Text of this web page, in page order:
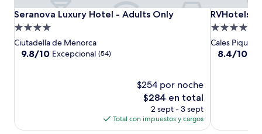
Aplican
términos
adicionales.
Seranova
Luxury
Hotel
Adults
Seranova
Luxury
Hotel
Adults
Seranova Luxury Hotel - Adults Only
Seranova Luxury Hotel - Adults Only
Propiedad
de
4.0
Ciutadella de Menorca
9.8
9.8/10 Excepcional (54)
$254 por noche
El
precio
actual
es
$284 en total
2 sept - 3 sept
Total con impuestos y cargos
RVHotels
Sea
Club
Menorca
RVHotels
RVHotels
Propiedad
de
4.0
Cales Piques
8.4
8.4/10